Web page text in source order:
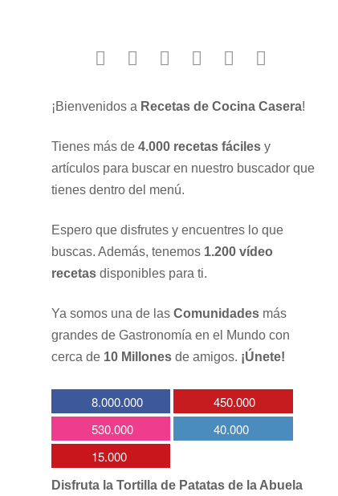
¡Bienvenidos a Recetas de Cocina Casera!
Tienes más de 4.000 recetas fácilesy
artículos para buscar en nuestro buscador que
tienes dentro del menú.
Espero que disfrutes y encuentres lo que
buscas. Además, tenemos 1.200 vídeo
recetasdisponibles para ti.
Ya somos una de las Comunidadesmás
grandes de Gastronomía en el Mundo con
cerca de 10 Millonesde amigos. ¡Únete!
8.000.000
450.000
530.000
40.000
15.000
Disfruta la Tortilla de Patatas de la Abuela